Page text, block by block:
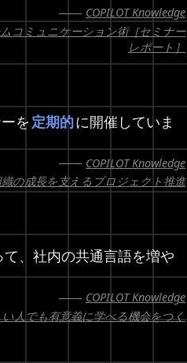
COPILOT Knowledge
コミュニケーション術［セミナー
レポート］
を 定期的に開催していま
COPILOT Knowledge
の成長を支えるプロジェクト推進
、社内の共通言語を増や
COPILOT Knowledge
人でも有意義に学べる機会をつく